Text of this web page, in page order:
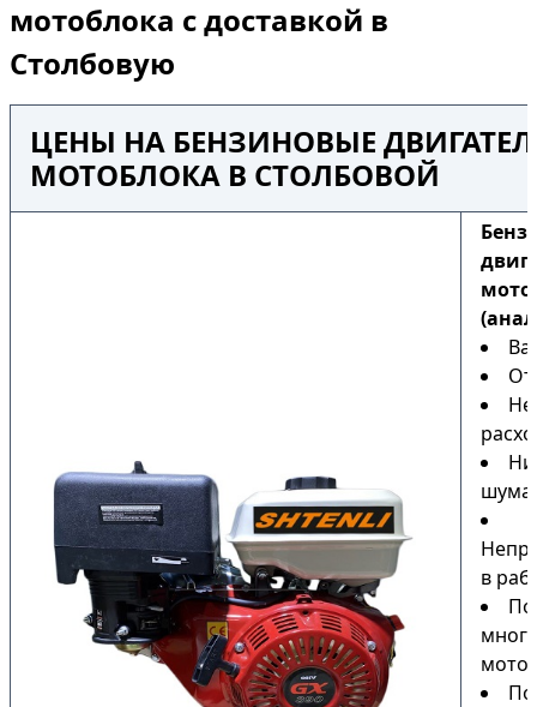
мотоблока с доставкой в
Столбовую
ЦЕНЫ НА БЕНЗИНОВЫЕ
МОТОБЛОКА В СТОЛБОВОЙ
шума
в